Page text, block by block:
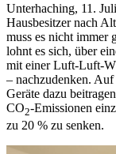
Unterhaching, 11.
Hausbesitzer nach
muss es nicht immer
lohnt es sich, über
mit einer Luft-Luft-
– nachzudenken.
Geräte dazu
CO2-Emissionen
zu 20 % zu senken.